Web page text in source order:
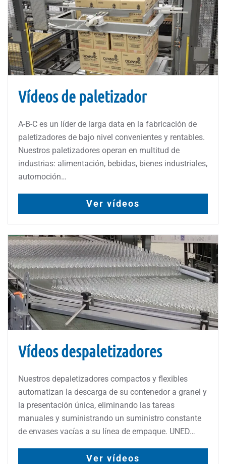
Vídeos de paletizador
A-B-C es un líder de larga data en la fabricación de
paletizadores de bajo nivel convenientes y rentables.
Nuestros paletizadores operan en multitud de
industrias: alimentación, bebidas, bienes industriales,
automoción…
Ver vídeos
Vídeos despaletizadores
Nuestros depaletizadores compactos y flexibles
automatizan la descarga de su contenedor a granel y
la presentación única, eliminando las tareas
manuales y suministrando un suministro constante
de envases vacías a su línea de empaque. UNED…
Ver vídeos